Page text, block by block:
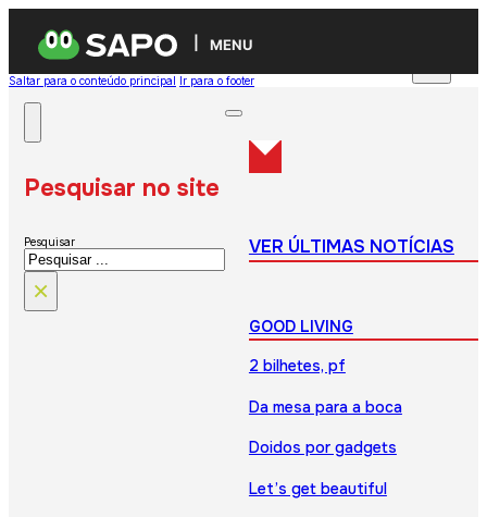
MENU
Saltar para o conteúdo principal Ir para o footer
Pesquisar no site
Pesquisar
×
VER ÚLTIMAS NOTÍCIAS
GOOD LIVING
2 bilhetes, pf
Da mesa para a boca
Doidos por gadgets
Let’s get beautiful